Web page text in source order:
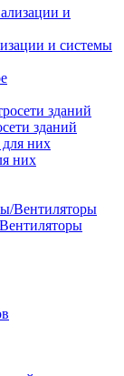
и системы
зданий
них